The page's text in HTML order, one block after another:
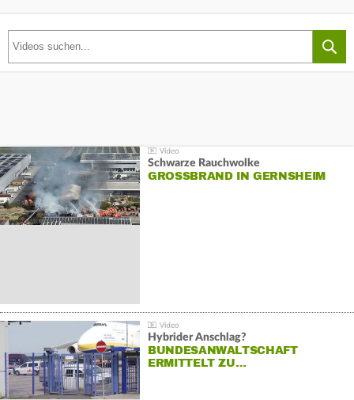
Schwarze Rauchwolke
GROSSBRAND IN GERNSHEIM
Hybrider Anschlag?
BUNDESANWALTSCHAFT
ERMITTELT ZU…